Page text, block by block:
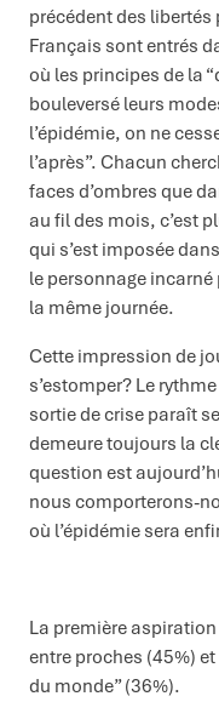
précédent des
Français sont entrés
où les principes de la
bouleversé leurs
l’épidémie, on ne
l’après”. Chacun
faces d’ombres que
au fil des mois, c’est
qui s’est imposée
le personnage
la même journée.
Cette impression de
s’estomper? Le
sortie de crise paraît
demeure toujours la
question est
nous comporterons-
où l’épidémie sera
La première
entre proches (45%)
du monde” (36%).